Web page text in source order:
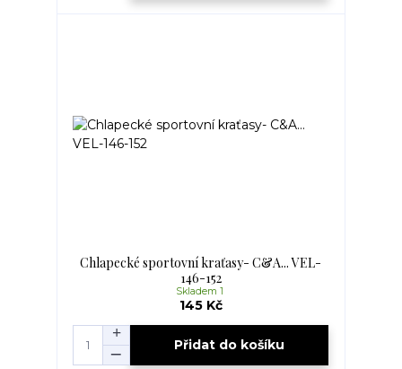
Chlapecké sportovní kraťasy- C&A... VEL-
146-152
145 Kč
Skladem 1
Přidat do košíku